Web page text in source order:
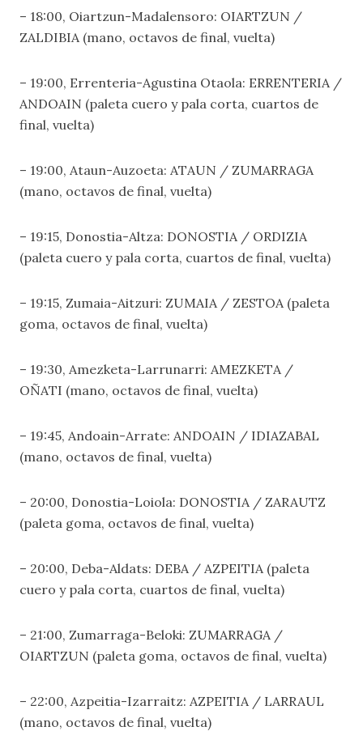
– 18:00, Oiartzun-Madalensoro: OIARTZUN /
ZALDIBIA (mano, octavos de final, vuelta)
– 19:00, Errenteria-Agustina Otaola: ERRENTERIA /
ANDOAIN (paleta cuero y pala corta, cuartos de
final, vuelta)
– 19:00, Ataun-Auzoeta: ATAUN / ZUMARRAGA
(mano, octavos de final, vuelta)
– 19:15, Donostia-Altza: DONOSTIA / ORDIZIA
(paleta cuero y pala corta, cuartos de final, vuelta)
– 19:15, Zumaia-Aitzuri: ZUMAIA / ZESTOA (paleta
goma, octavos de final, vuelta)
– 19:30, Amezketa-Larrunarri: AMEZKETA /
OÑATI (mano, octavos de final, vuelta)
– 19:45, Andoain-Arrate: ANDOAIN / IDIAZABAL
(mano, octavos de final, vuelta)
– 20:00, Donostia-Loiola: DONOSTIA / ZARAUTZ
(paleta goma, octavos de final, vuelta)
– 20:00, Deba-Aldats: DEBA / AZPEITIA (paleta
cuero y pala corta, cuartos de final, vuelta)
– 21:00, Zumarraga-Beloki: ZUMARRAGA /
OIARTZUN (paleta goma, octavos de final, vuelta)
– 22:00, Azpeitia-Izarraitz: AZPEITIA / LARRAUL
(mano, octavos de final, vuelta)